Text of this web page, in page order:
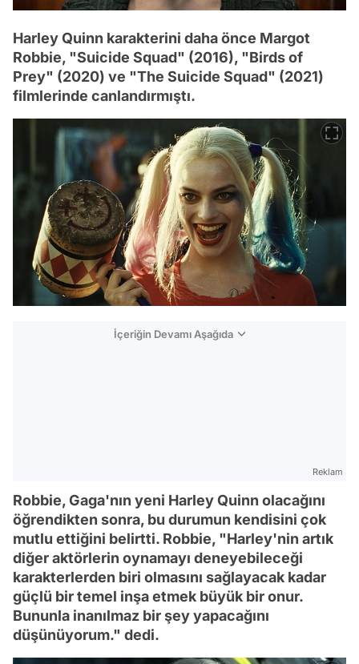
Harley Quinn karakterini daha önce Margot
Robbie, "Suicide Squad" (2016), "Birds of
Prey" (2020) ve "The Suicide Squad" (2021)
filmlerinde canlandırmıştı.
İçeriğin Devamı Aşağıda
Reklam
Robbie, Gaga'nın yeni Harley Quinn olacağını
öğrendikten sonra, bu durumun kendisini çok
mutlu ettiğini belirtti. Robbie, "Harley'nin artık
diğer aktörlerin oynamayı deneyebileceği
karakterlerden biri olmasını sağlayacak kadar
güçlü bir temel inşa etmek büyük bir onur.
Bununla inanılmaz bir şey yapacağını
düşünüyorum." dedi.